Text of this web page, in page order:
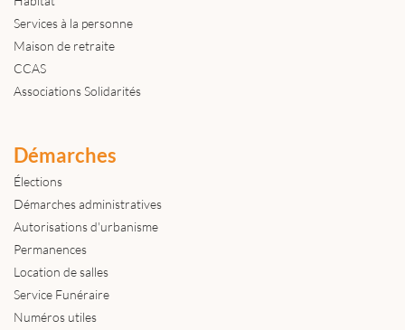
Services à la personne
Maison de retraite
CCAS
Associations Solidarités
Démarches
Élections
Démarches administratives
Autorisations d'urbanisme
Permanences
Location de salles
Service Funéraire
Numéros utiles